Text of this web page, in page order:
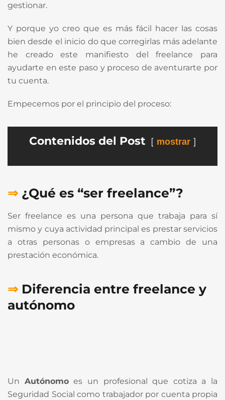
gestionar.
Y porque yo creo que es más fácil hacer las cosas
bien desde el inicio do que corregirlas más adelante
he creado este manifiesto del freelance para
ayudarte en este paso y proceso de aventurarte por
tu cuenta.
Empecemos por el principio del proceso:
Contenidos del Post mostrar
⇒ ¿Qué es “ser freelance”?
Ser freelance es una persona que trabaja para sí
mismo y cuya actividad principal es prestar servicios
a otras personas o empresas a cambio de una
prestación económica.
⇒ Diferencia entre freelance y
autónomo
Un Autónomoes un profesional que cotiza a la
Seguridad Social como trabajador por cuenta propia